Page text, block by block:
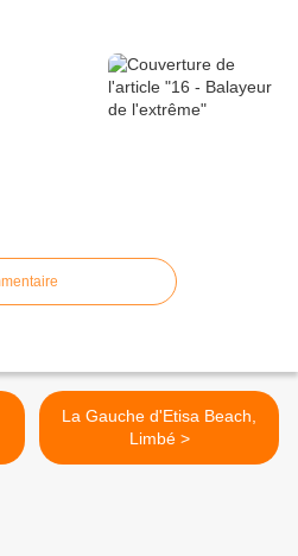
La Gauche d'Etisa Beach,
Limbé >